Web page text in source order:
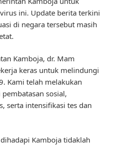
ini. Update berita terkini
di negara tersebut masih
Kamboja, dr. Mam
keras untuk melindungi
Kami telah melakukan
sosial,
serta intensifikasi tes dan
Kamboja tidaklah